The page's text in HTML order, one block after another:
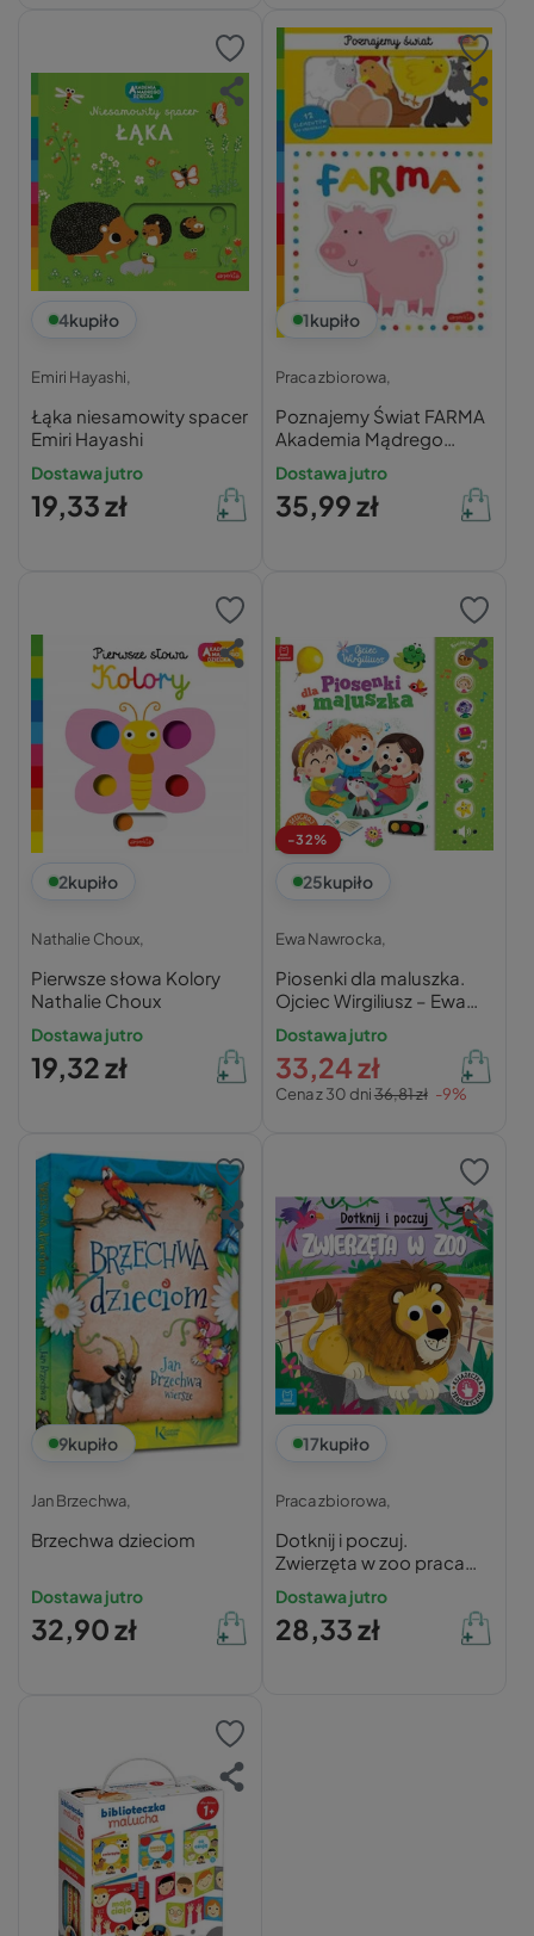
4kupiło
Emiri Hayashi,
Łąka niesamowity spacer
Emiri Hayashi
Dostawa jutro
19,33 zł
1kupiło
Praca zbiorowa,
Poznajemy Świat FARMA
Akademia Mądrego
Dziecka 0+ HarperKids
Dostawa jutro
35,99 zł
2kupiło
Nathalie Choux,
Pierwsze słowa Kolory
Nathalie Choux
Dostawa jutro
19,32 zł
-32%
25kupiło
Ewa Nawrocka,
Piosenki dla maluszka.
Ojciec Wirgiliusz – Ewa
Nawrocka
Dostawa jutro
Cena z 30 dni36,81 zł -9%
33,24 zł
9kupiło
Jan Brzechwa,
Brzechwa dzieciom
Dostawa jutro
32,90 zł
17kupiło
Praca zbiorowa,
Dotknij i poczuj.
Zwierzęta w zoo praca
zbiorowa
Dostawa jutro
28,33 zł